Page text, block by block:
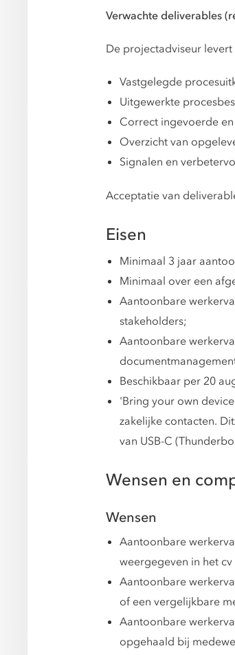
Verwachte deliverables
De projectadviseur
Vastgelegde
Uitgewerkte
Correct ingevoerde
Overzicht van
Signalen en
Acceptatie van
Eisen
Minimaal 3 jaar
Minimaal over een
Aantoonbare
stakeholders;
Aantoonbare
Beschikbaar per 20
'Bring your own
zakelijke contacten.
van USB-C
Wensen en
Wensen
Aantoonbare
weergegeven in het
Aantoonbare
of een vergelijkbare
Aantoonbare
opgehaald bij